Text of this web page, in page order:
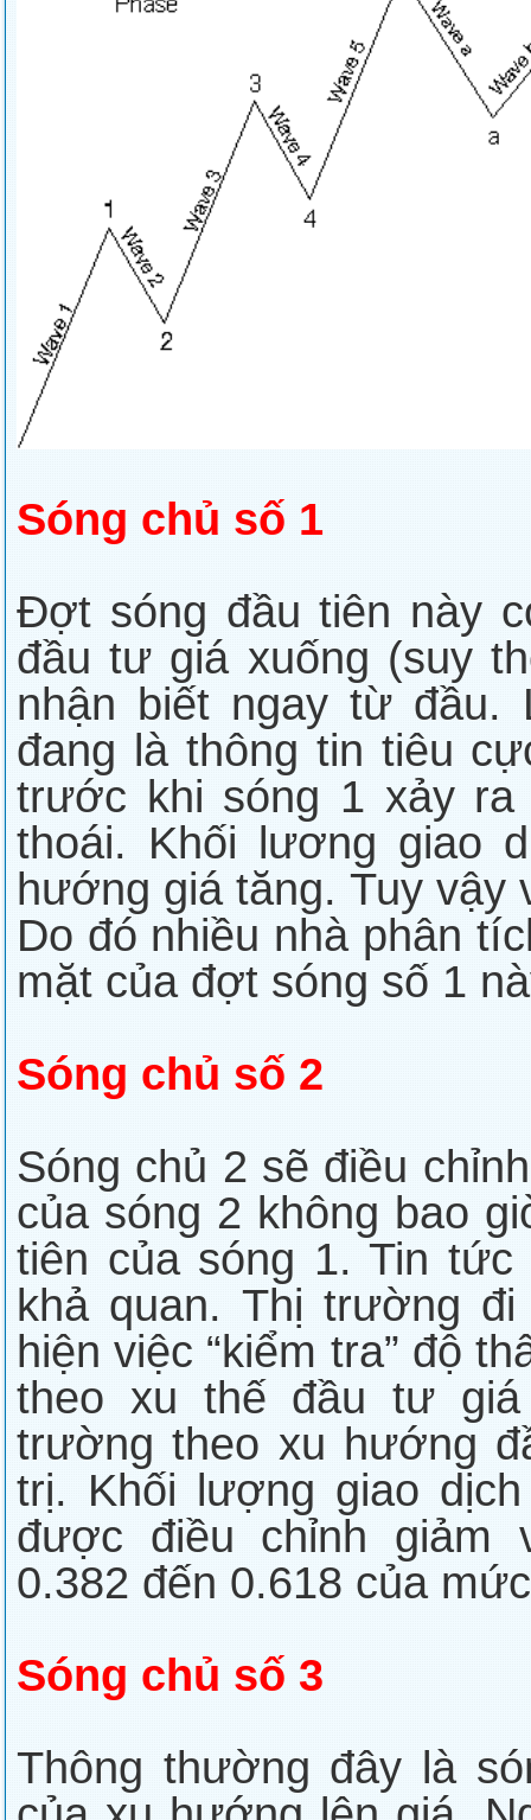
Sóng chủ số 1
Đợt sóng đầu tiên này
đầu tư giá xuống (suy
nhận biết ngay từ đầu.
đang là thông tin tiêu
trước khi sóng 1 xảy
thoái. Khối lương giao
hướng giá tăng. Tuy vậy
Do đó nhiều nhà phân
mặt của đợt sóng số 1
Sóng chủ số 2
Sóng chủ 2 sẽ điều
của sóng 2 không bao
tiên của sóng 1. Tin
khả quan. Thị trường
hiện việc “kiểm tra” độ
theo xu thế đầu tư
trường theo xu hướng
trị. Khối lượng giao
được điều chỉnh giảm
0.382 đến 0.618 của
Sóng chủ số 3
Thông thường đây là